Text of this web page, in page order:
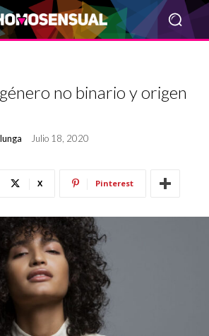
no binario y origen
Julio 18, 2020
X Pinterest